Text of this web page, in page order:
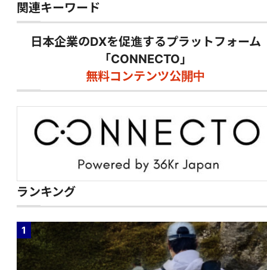
関連キーワード
日本企業のDXを促進するプラットフォーム
「CONNECTO」
無料コンテンツ公開中
ランキング
1